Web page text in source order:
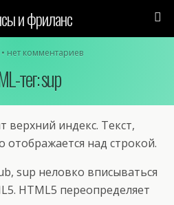
и фриланс
нет комментариев
тег: sup
верхний индекс. Текст,
над строкой.
sup неловко вписываться
HTML5 переопределяет